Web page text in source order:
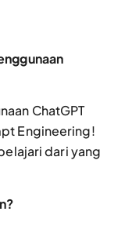
ChatGPT
Engineering!
dari yang